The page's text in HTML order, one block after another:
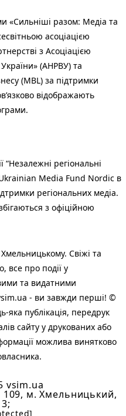
«Сильніші разом: Медіа та
асоціацією
з Асоціацією
(АНРВУ) та
(MBL) за підтримки
відображають
“Незалежні регіональні
Media Fund Nordic в
регіональних медіа.
з офіційною
Свіжі та
все про події у
та видатними
- ви завжди перші! ©
яка публiкацiя, передрук
сайту у друкованих або
можлива винятково
vsim.ua
109, м. Хмельницький,